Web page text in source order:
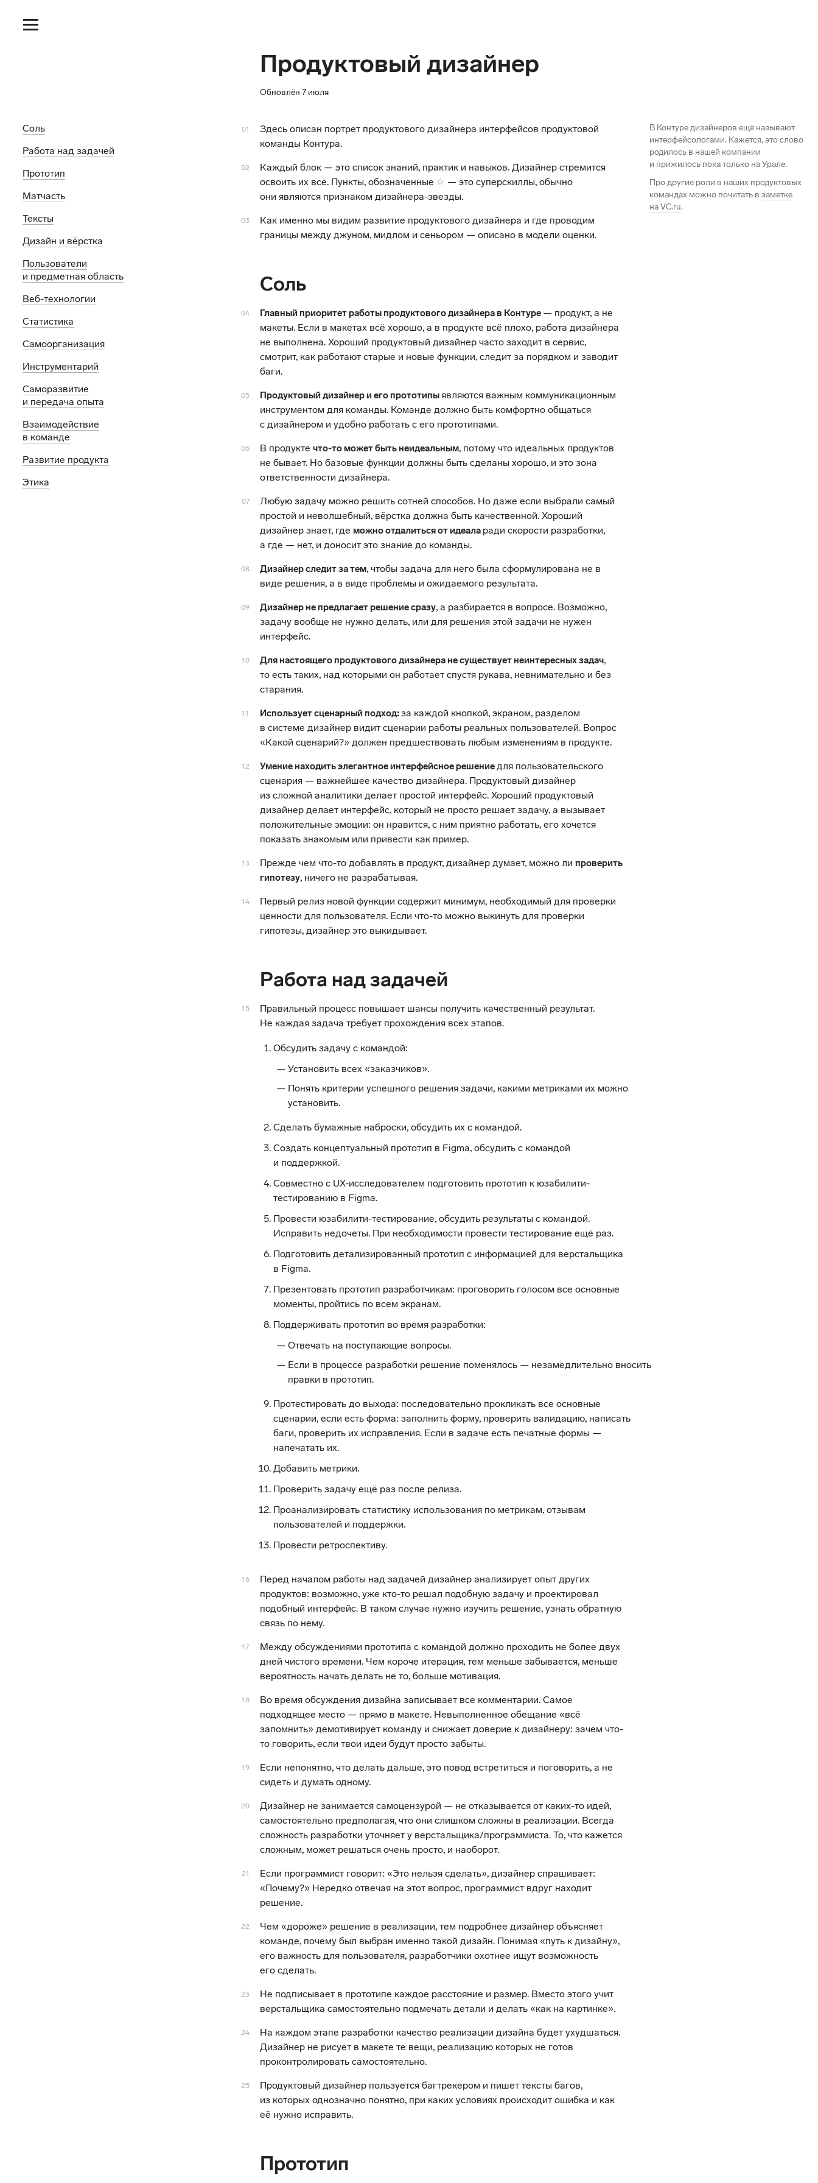
Продуктовый дизайнер
Обновлён 7 июля
Соль
Работа над задачей
Прототип
Матчасть
Тексты
Дизайн и вёрстка
Пользователи
и предметная область
Веб-технологии
Статистика
Самоорганизация
Инструментарий
Саморазвитие
и передача опыта
Взаимодействие
в команде
Развитие продукта
Этика
01
Здесь описан портрет продуктового дизайнера интерфейсов продуктовой
команды Контура.
В Контуре дизайнеров ещё называют
интерфейсологами. Кажется, это слово
родилось в нашей компании
и прижилось пока только на Урале.
Про другие роли в наших продуктовых
командах можно почитать в заметке
на VC.ru.
02
Каждый блок — это список знаний, практик и навыков. Дизайнер стремится
освоить их все. Пункты, обозначенные
— это суперскиллы, обычно
они являются признаком дизайнера-звезды.
03
Как именно мы видим развитие продуктового дизайнера и где проводим
границы между джуном, мидлом и сеньором — описано в модели оценки.
Соль
04 Главный приоритет работы продуктового дизайнера в Контуре — продукт, а не
макеты. Если в макетах всё хорошо, а в продукте всё плохо, работа дизайнера
не выполнена. Хороший продуктовый дизайнер часто заходит в сервис,
смотрит, как работают старые и новые функции, следит за порядком и заводит
баги.
05 Продуктовый дизайнер и его прототипыявляются важным коммуникационным
инструментом для команды. Команде должно быть комфортно общаться
с дизайнером и удобно работать с его прототипами.
06 В продукте что-то может быть неидеальным, потому что идеальных продуктов
не бывает. Но базовые функции должны быть сделаны хорошо, и это зона
ответственности дизайнера.
07
Любую задачу можно решить сотней способов. Но даже если выбрали самый
простой и неволшебный, вёрстка должна быть качественной. Хороший
дизайнер знает, где можно отдалиться от идеала ради скорости разработки,
а где — нет, и доносит это знание до команды.
08 Дизайнер следит за тем, чтобы задача для него была сформулирована не в
виде решения, а в виде проблемы и ожидаемого результата.
09 Дизайнер не предлагает решение сразу, а разбирается в вопросе. Возможно,
задачу вообще не нужно делать, или для решения этой задачи не нужен
интерфейс.
10 Для настоящего продуктового дизайнера не существует неинтересных задач,
то есть таких, над которыми он работает спустя рукава, невнимательно и без
старания.
11 Использует сценарный подход:за каждой кнопкой, экраном, разделом
в системе дизайнер видит сценарии работы реальных пользователей. Вопрос
«Какой сценарий?» должен предшествовать любым изменениям в продукте.
12 Умение находить элегантное интерфейсное решениедля пользовательского
сценария — важнейшее качество дизайнера. Продуктовый дизайнер
из сложной аналитики делает простой интерфейс. Хороший продуктовый
дизайнер делает интерфейс, который не просто решает задачу, а вызывает
положительные эмоции: он нравится, с ним приятно работать, его хочется
показать знакомым или привести как пример.
13 Прежде чем что-то добавлять в продукт, дизайнер думает, можно ли проверить
гипотезу, ничего не разрабатывая.
14
Первый релиз новой функции содержит минимум, необходимый для проверки
ценности для пользователя. Если что-то можно выкинуть для проверки
гипотезы, дизайнер это выкидывает.
Работа над задачей
15
Правильный процесс повышает шансы получить качественный результат.
Не каждая задача требует прохождения всех этапов.
Обсудить задачу с командой:
Установить всех «заказчиков».
Понять критерии успешного решения задачи, какими метриками их можно
установить.
Сделать бумажные наброски, обсудить их с командой.
Создать концептуальный прототип в Figma, обсудить с командой
и поддержкой.
Совместно с UX-исследователем подготовить прототип к юзабилити-
тестированию в Figma.
Провести юзабилити-тестирование, обсудить результаты с командой.
Исправить недочеты. При необходимости провести тестирование ещё раз.
Подготовить детализированный прототип с информацией для верстальщика
в Figma.
Презентовать прототип разработчикам: проговорить голосом все основные
моменты, пройтись по всем экранам.
Поддерживать прототип во время разработки:
Отвечать на поступающие вопросы.
Если в процессе разработки решение поменялось — незамедлительно вносить
правки в прототип.
Протестировать до выхода: последовательно прокликать все основные
сценарии, если есть форма: заполнить форму, проверить валидацию, написать
баги, проверить их исправления. Если в задаче есть печатные формы —
напечатать их.
Добавить метрики.
Проверить задачу ещё раз после релиза.
Проанализировать статистику использования по метрикам, отзывам
пользователей и поддержки.
Провести ретроспективу.
16
Перед началом работы над задачей дизайнер анализирует опыт других
продуктов: возможно, уже кто-то решал подобную задачу и проектировал
подобный интерфейс. В таком случае нужно изучить решение, узнать обратную
связь по нему.
17
Между обсуждениями прототипа с командой должно проходить не более двух
дней чистого времени. Чем короче итерация, тем меньше забывается, меньше
вероятность начать делать не то, больше мотивация.
18
Во время обсуждения дизайна записывает все комментарии. Самое
подходящее место — прямо в макете. Невыполненное обещание «всё
запомнить» демотивирует команду и снижает доверие к дизайнеру: зачем что-
то говорить, если твои идеи будут просто забыты.
19
Если непонятно, что делать дальше, это повод встретиться и поговорить, а не
сидеть и думать одному.
20
Дизайнер не занимается самоцензурой — не отказывается от каких-то идей,
самостоятельно предполагая, что они слишком сложны в реализации. Всегда
сложность разработки уточняет у верстальщика/программиста. То, что кажется
сложным, может решаться очень просто, и наоборот.
21
Если программист говорит: «Это нельзя сделать», дизайнер спрашивает:
«Почему?» Нередко отвечая на этот вопрос, программист вдруг находит
решение.
22
Чем «дороже» решение в реализации, тем подробнее дизайнер объясняет
команде, почему был выбран именно такой дизайн. Понимая «путь к дизайну»,
его важность для пользователя, разработчики охотнее ищут возможность
его сделать.
23
Не подписывает в прототипе каждое расстояние и размер. Вместо этого учит
верстальщика самостоятельно подмечать детали и делать «как на картинке».
24
На каждом этапе разработки качество реализации дизайна будет ухудшаться.
Дизайнер не рисует в макете те вещи, реализацию которых не готов
проконтролировать самостоятельно.
25
Продуктовый дизайнер пользуется багтрекером и пишет тексты багов,
из которых однозначно понятно, при каких условиях происходит ошибка и как
её нужно исправить.
Прототип